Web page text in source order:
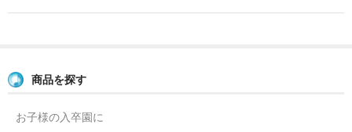
商品を探す
お子様の入卒園に